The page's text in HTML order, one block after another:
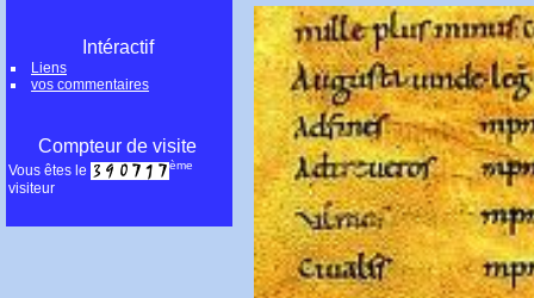
Intéractif
Liens
vos commentaires
Compteur de visite
Vous êtes le ème
visiteur